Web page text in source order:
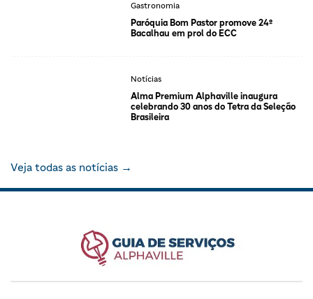
Gastronomia
Paróquia Bom Pastor promove 24º
Bacalhau em prol do ECC
Notícias
Alma Premium Alphaville inaugura
celebrando 30 anos do Tetra da Seleção
Brasileira
Veja todas as notícias →